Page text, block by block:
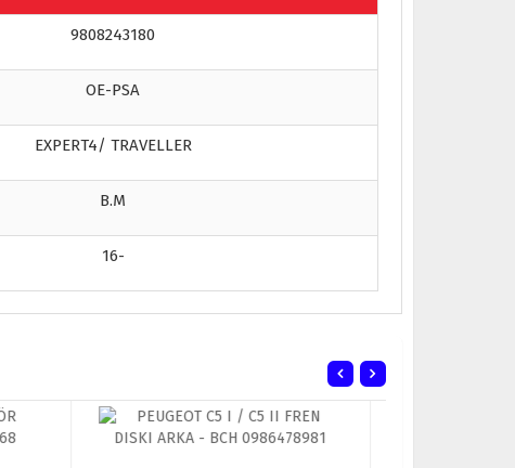
9808243180
OE-PSA
EXPERT4/ TRAVELLER
B.M
16-